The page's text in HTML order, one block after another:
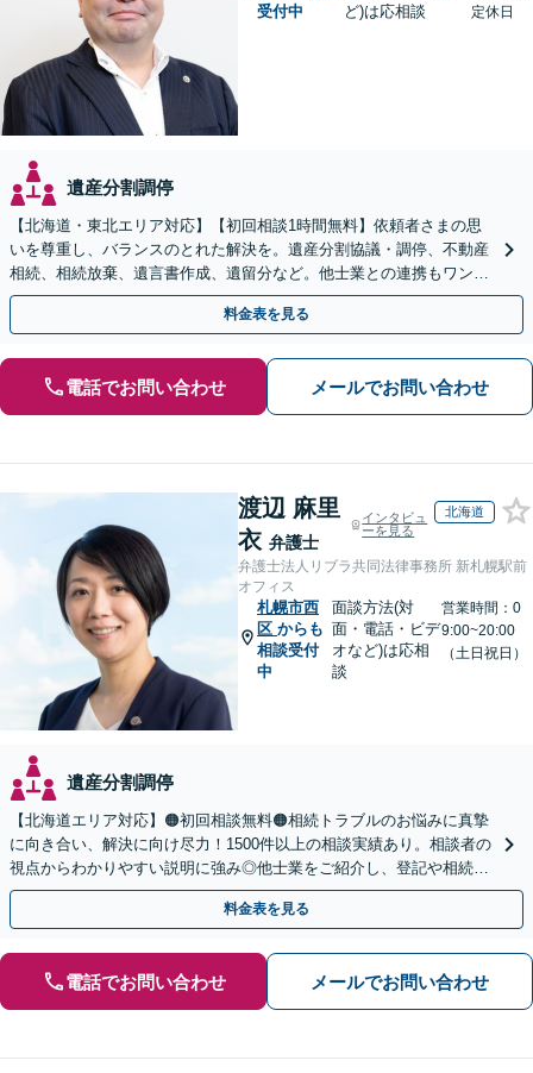
受付中
ど)は応相談
定休日
遺産分割調停
【北海道・東北エリア対応】【初回相談1時間無料】依頼者さまの思
いを尊重し、バランスのとれた解決を。遺産分割協議・調停、不動産
相続、相続放棄、遺言書作成、遺留分など。他士業との連携もワンス
トップで対応します【休日・夜間面談OK】
料金表を見る
電話でお問い合わせ メールでお問い合わせ
渡辺 麻里
衣 弁護士
インタビュ
ーを見る
北海道
弁護士法人リブラ共同法律事務所 新札幌駅前
オフィス
札幌市西
区 からも
相談受付
中
面談方法(対
面・電話・ビデ
オなど)は応相
談
営業時間：0
9:00~20:00
（土日祝日）
遺産分割調停
【北海道エリア対応】🟠初回相談無料🟠相続トラブルのお悩みに真摯
に向き合い、解決に向け尽力！1500件以上の相談実績あり。相談者の
視点からわかりやすい説明に強み◎他士業をご紹介し、登記や相続税
の申告までワンストップで対応【夜間相談可】
料金表を見る
電話でお問い合わせ メールでお問い合わせ